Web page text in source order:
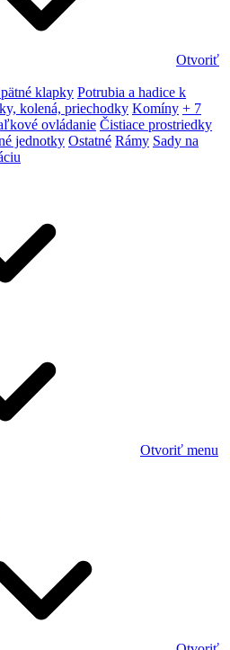
Otvoriť
klapky Potrubia a hadice k
kolená, priechodky Komíny + 7
ovládanie Čistiace prostriedky
jednotky Ostatné Rámy Sady na
Otvoriť menu